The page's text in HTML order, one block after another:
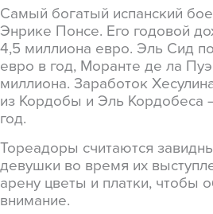
Самый богатый испанский
Энрике Понсе. Его годовой
4,5 миллиона евро. Эль Сид
евро в год, Моранте де ла
миллиона. Заработок
из Кордобы и Эль Кордобеса
год.
Тореадоры считаются
девушки во время их
арену цветы и платки, чтобы
внимание.